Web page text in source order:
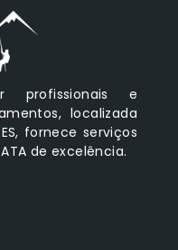
profissionais e
localizada
fornece serviços
de excelência.